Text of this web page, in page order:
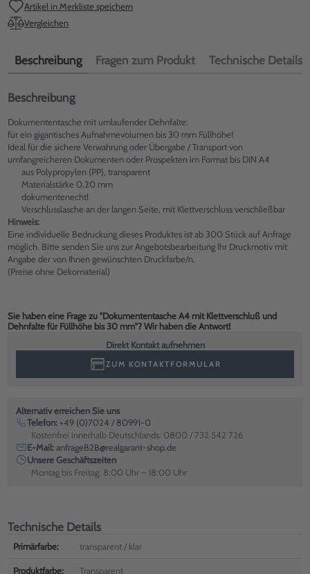
Artikel in Merkliste speichern
Vergleichen
Beschreibung Fragen zum Produkt Technische Details
Beschreibung
Dokumententasche mit umlaufender Dehnfalte:
für ein gigantisches Aufnahmevolumen bis 30 mm Füllhöhe!
Ideal für die sichere Verwahrung oder Übergabe / Transport von
umfangreicheren Dokumenten oder Prospekten im Format bis DIN A4
aus Polypropylen (PP), transparent
Materialstärke 0,20 mm
dokumentenecht!
Verschlusslasche an der langen Seite, mit Klettverschluss verschließbar
Hinweis:
Eine individuelle Bedruckung dieses Produktes ist ab 300 Stück auf Anfrage
möglich. Bitte senden Sie uns zur Angebotsbearbeitung Ihr Druckmotiv mit
Angabe der von Ihnen gewünschten Druckfarbe/n.
(Preise ohne Dekomaterial)
Sie haben eine Frage zu "Dokumententasche A4 mit Klettverschluß und
Dehnfalte für Füllhöhe bis 30 mm"? Wir haben die Antwort!
Direkt Kontakt aufnehmen
ZUM KONTAKTFORMULAR
Alternativ erreichen Sie uns
Telefon: +49 (0)7024 / 80991-0
Kostenfrei innerhalb Deutschlands: 0800 / 732 542 726
E-Mail:anfrageB2B@realgarant-shop.de
Unsere Geschäftszeiten
Montag bis Freitag: 8:00 Uhr – 18:00 Uhr
Technische Details
Primärfarbe: transparent / klar
Produktfarbe: Transparent